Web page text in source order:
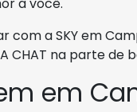
a você.
a SKY em
CHAT na parte de
em